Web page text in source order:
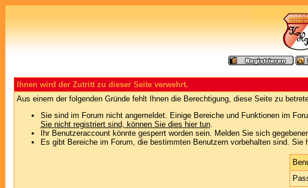
Ihnen wird der Zutritt zu dieser Seite verwehrt.
Aus einem der folgenden Gründe fehlt Ihnen die Berechtigung, diese Seite zu
Sie sind im Forum nicht angemeldet. Einige Bereiche und Funktionen im
Sie nicht registriert sind, können Sie dies hier tun.
Ihr Benutzeraccount könnte gesperrt worden sein. Melden Sie sich
Es gibt Bereiche im Forum, die bestimmten Benutzern vorbehalten sind.